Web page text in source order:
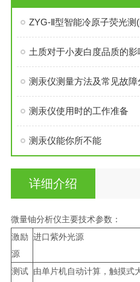
ZYG-Ⅱ型智能冷原子荧光测
土质对于小麦白度品质的影
测汞仪测量方法及常见故障
测汞仪使用时的工作准备
测汞仪能你所不能
详细介绍
微量铀分析仪主要技术参数：
激励
源
进口紫外光源
测试 由单片机自动计算，触摸式